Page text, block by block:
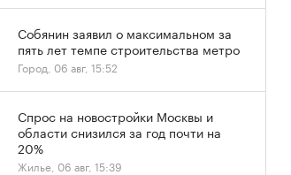
Собянин заявил о максимальном за
пять лет темпе строительства метро
Город, 06 авг, 15:52
Спрос на новостройки Москвы и
области снизился за год почти на
20%
Жилье, 06 авг, 15:39